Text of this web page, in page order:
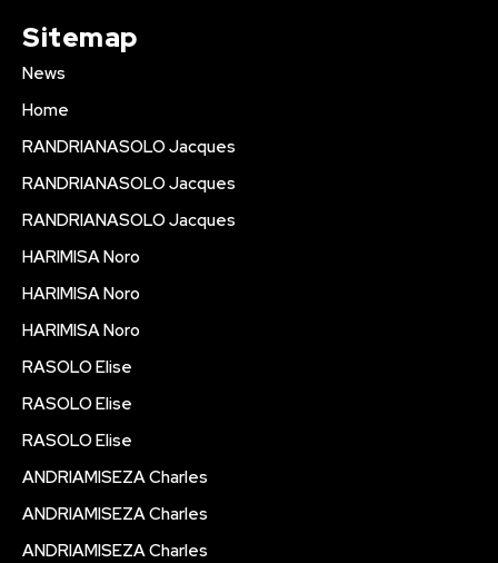
Sitemap
News
Home
RANDRIANASOLO Jacques
RANDRIANASOLO Jacques
RANDRIANASOLO Jacques
HARIMISA Noro
HARIMISA Noro
HARIMISA Noro
RASOLO Elise
RASOLO Elise
RASOLO Elise
ANDRIAMISEZA Charles
ANDRIAMISEZA Charles
ANDRIAMISEZA Charles